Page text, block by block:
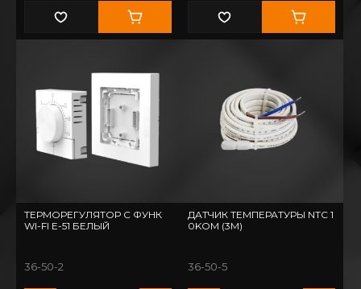
ТЕРМОРЕГУЛЯТОР С ФУНК
WI-FI E-51 БЕЛЫЙ
36-50-2
ДАТЧИК ТЕМПЕРАТУРЫ NTC 1
0KOM (3М)
36-50-5